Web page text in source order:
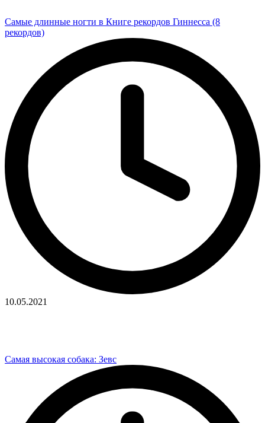
Самые длинные ногти в Книге рекордов Гиннесса (8
рекордов)
10.05.2021
Самая высокая собака: Зевс